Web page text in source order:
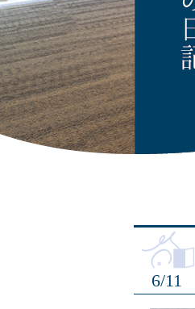
6/11